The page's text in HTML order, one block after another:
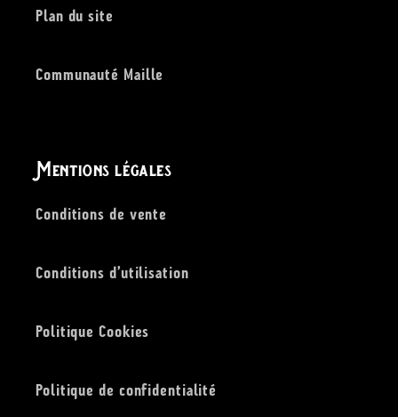
Plan du site
Communauté Maille
Mentions légales
Conditions de vente
Conditions d’utilisation
Politique Cookies
Politique de confidentialité